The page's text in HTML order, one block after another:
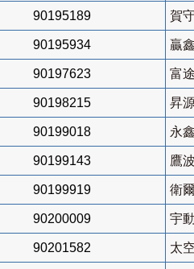
90195189 賀
90195934 贏
90197623 富
90198215 昇
90199018 永
90199143 鷹
90199919 衛
90200009 宇
90201582 太